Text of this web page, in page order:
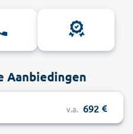
Aanbiedingen
v.a. 692